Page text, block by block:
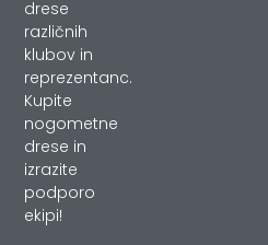
drese
različnih
klubov in
reprezentanc.
Kupite
nogometne
drese in
izrazite
podporo
ekipi!